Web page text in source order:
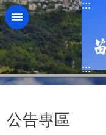
跳到主要內容區塊
:::
:::
公告專區